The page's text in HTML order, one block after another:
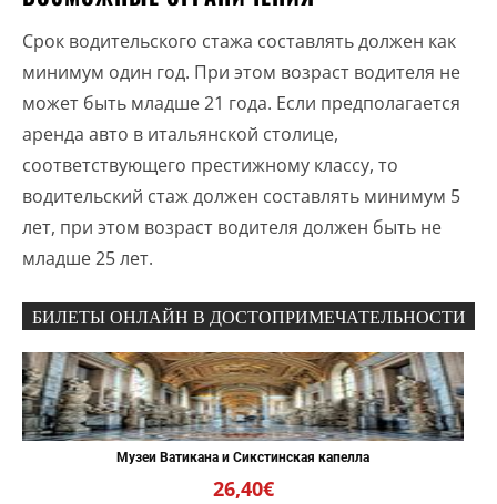
Срок водительского стажа составлять должен как
минимум один год. При этом возраст водителя не
может быть младше 21 года. Если предполагается
аренда авто в итальянской столице,
соответствующего престижному классу, то
водительский стаж должен составлять минимум 5
лет, при этом возраст водителя должен быть не
младше 25 лет.
БИЛЕТЫ ОНЛАЙН В ДОСТОПРИМЕЧАТЕЛЬНОСТИ
Музеи Ватикана и Сикстинская капелла
26,40€